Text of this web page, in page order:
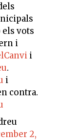
els vots
i
i
.
i
contra.
2,